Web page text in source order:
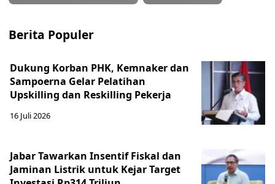
Berita Populer
Dukung Korban PHK, Kemnaker dan
Sampoerna Gelar Pelatihan
Upskilling dan Reskilling Pekerja
16 Juli 2026
Jabar Tawarkan Insentif Fiskal dan
Jaminan Listrik untuk Kejar Target